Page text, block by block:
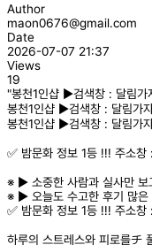
Author
maon0676@gmail.com
Date
2026-07-07 21:37
Views
19
"봉천1인샵 ▶️검색창 : 달림
봉천1인샵 ▶️검색창 : 달림가
봉천1인샵 ▶️검색창 : 달림가
✅ 밤문화 정보 1등 !!! 주소
※ ▶️ 소중한 사람과 실사만 보
※ ▶️ 오늘도 수고한 후기 많은
✅ 밤문화 정보 1등 !!! 주소
하루의 스트레스와 피로를チ